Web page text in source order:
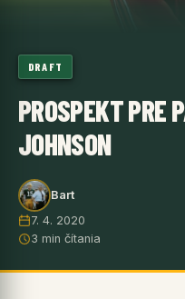
DRAFT
PROSPEKT PRE
JOHNSON
Bart
7. 4. 2020
3 min čítania